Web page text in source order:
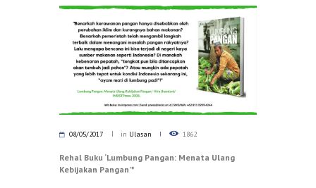
08/05/2017 in Ulasan 1862
Rehal Buku ‘Lumbung Pangan: Menata Ulang
Kebijakan Pangan’*